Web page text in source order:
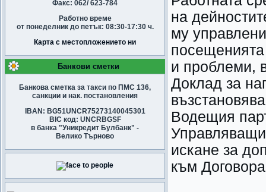
Факс: 062/ 623-784
Работно време
от понеделник до петък: 08:30-17:30 ч.
Карта с местопложението ни
Банкови сметки
Банкова сметка за такси по ПМС 136,
санкции и нак. постановления
IBAN: BG51UNCR75273140045301
BIC код: UNCRBGSF
в банка "Уникредит Булбанк" -
Велико Търново
на
му
и проблеми,
Доклад за
Водещия
искане за
към